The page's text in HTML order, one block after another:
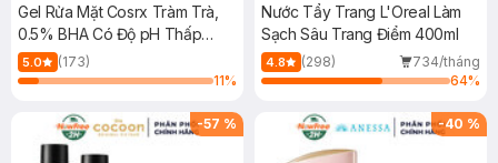
Gel Rửa Mặt Cosrx Tràm Trà,
0.5% BHA Có Độ pH Thấp
150ml
5.0
(173)
11%
Nước Tẩy Trang L'Oreal Làm
Sạch Sâu Trang Điểm 400ml
4.8 (298)
734/tháng
64%
-57 % -40 %